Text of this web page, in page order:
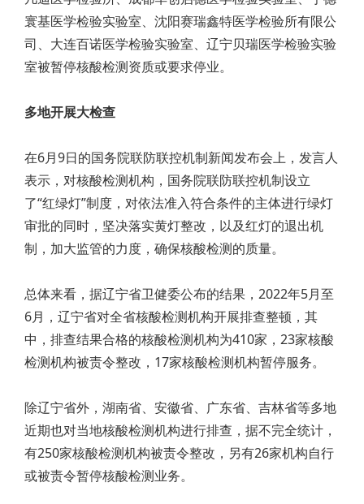
寰基医学检验实验室、沈阳赛瑞鑫特医学检验所有限公
司、大连百诺医学检验实验室、辽宁贝瑞医学检验实验
室被暂停核酸检测资质或要求停业。
多地开展大检查
在6月9日的国务院联防联控机制新闻发布会上，发言人
表示，对核酸检测机构，国务院联防联控机制设立
了“红绿灯”制度，对依法准入符合条件的主体进行绿灯
审批的同时，坚决落实黄灯整改，以及红灯的退出机
制，加大监管的力度，确保核酸检测的质量。
总体来看，据辽宁省卫健委公布的结果，2022年5月至
6月，辽宁省对全省核酸检测机构开展排查整顿，其
中，排查结果合格的核酸检测机构为410家，23家核酸
检测机构被责令整改，17家核酸检测机构暂停服务。
除辽宁省外，湖南省、安徽省、广东省、吉林省等多地
近期也对当地核酸检测机构进行排查，据不完全统计，
有250家核酸检测机构被责令整改，另有26家机构自行
或被责令暂停核酸检测业务。